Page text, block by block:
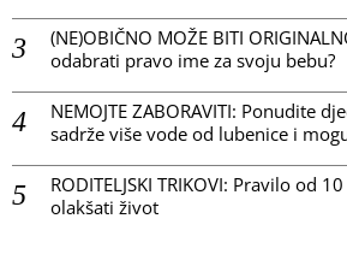
(NE)OBIČNO MOŽE BITI
odabrati pravo ime za svoju bebu?
NEMOJTE ZABORAVITI: Ponudite
sadrže više vode od lubenice i
RODITELJSKI TRIKOVI: Pravilo od
olakšati život